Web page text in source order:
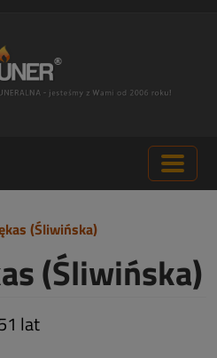
(Śliwińska)
lat